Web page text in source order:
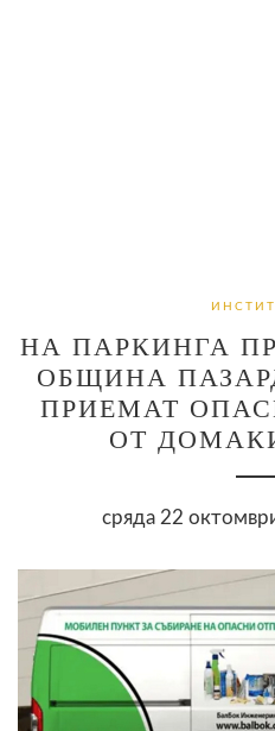
НА ПАРКИНГА
ОБЩИНА
ПРИЕМАТ
ОТ
сряда 22